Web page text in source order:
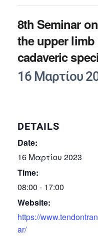
8th Seminar
the upper
cadaveric
16 Μαρτίου
DETAILS
Date:
16 Μαρτίου 2023
Time:
08:00 - 17:00
Website:
https://
ar/